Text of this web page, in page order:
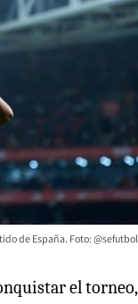
de España. Foto: @sefutbol
el torneo,